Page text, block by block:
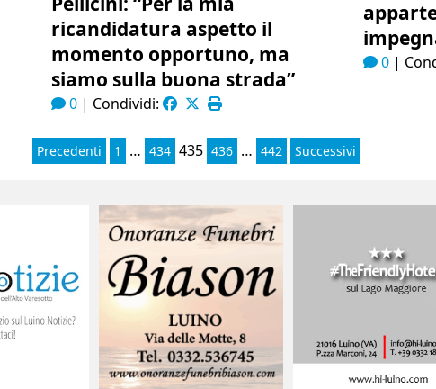
ricandidatura aspetto il
momento opportuno, ma
siamo sulla buona strada”
0 | Condividi:
0|
Precedenti 1 … 434 435 436 … 442 Successivi